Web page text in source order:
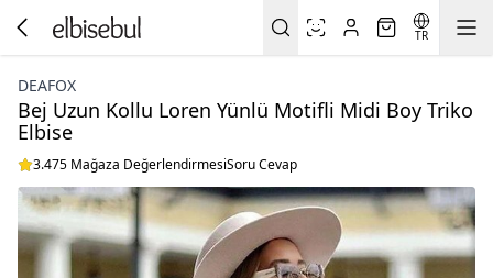
TR
DEAFOX
Bej Uzun Kollu Loren Yünlü Motifli Midi Boy Triko
Elbise
3.475 Mağaza DeğerlendirmesiSoru Cevap